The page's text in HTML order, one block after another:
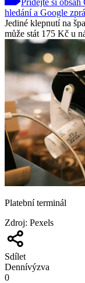
hledání a Google
Jediné klepnutí na
může stát 175 Kč u
Platební terminál
Zdroj: Pexels
Sdílet
Dennívýzva
0